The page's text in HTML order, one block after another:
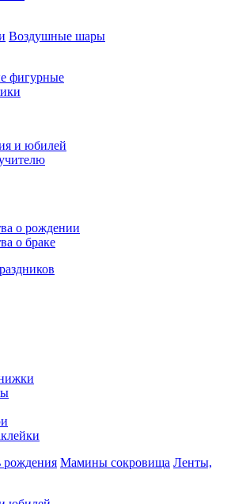
Воздушные шары
фигурные
и юбилей
о рождении
о браке
рождения Мамины сокровища Ленты,